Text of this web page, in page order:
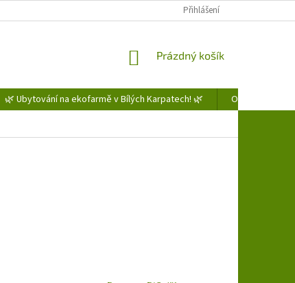
Přihlášení
NÁKUPNÍ
Prázdný košík
🌿 Ubytování na ekofarmě v Bílých Karpatech! 🌿
Obchodní